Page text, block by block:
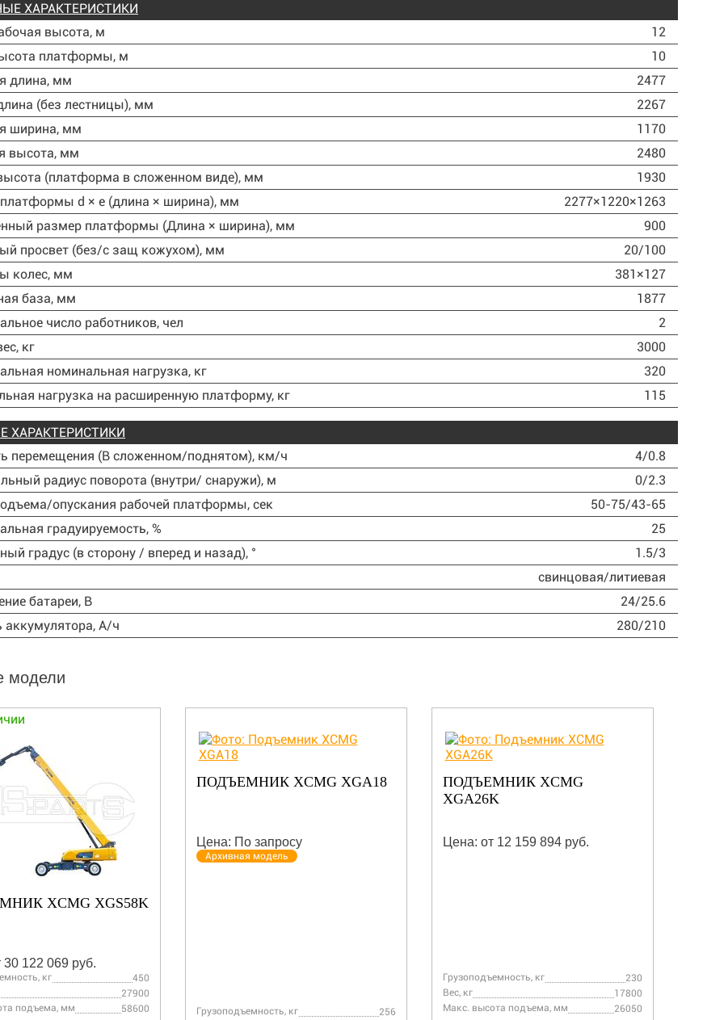
ХАРАКТЕРИСТИКИ
высота, м
12
платформы, м
10
длина, мм
2477
(без лестницы), мм
2267
ширина, мм
1170
высота, мм
2480
(платформа в сложенном виде), мм
1930
d × e (длина × ширина), мм
2277×1220×1263
размер платформы (Длина × ширина), мм
900
просвет (без/с защ кожухом), мм
20/100
колес, мм
381×127
база, мм
1877
число работников, чел
2
кг
3000
номинальная нагрузка, кг
320
нагрузка на расширенную платформу, кг
115
ХАРАКТЕРИСТИКИ
перемещения (В сложенном/поднятом), км/ч
4/0.8
радиус поворота (внутри/ снаружи), м
0/2.3
опускания рабочей платформы, сек
50-75/43-65
градуируемость, %
25
градус (в сторону / вперед и назад), °
1.5/3
свинцовая/литиевая
батареи, В
24/25.6
аккумулятора, А/ч
280/210
модели
XCMG XGS58K
30 122 069 руб.
кг
450
27900
подъема, мм
58600
ПОДЪЕМНИК XCMG XGA18
Цена: По запросу
Архивная модель
Грузоподъемность, кг
256
ПОДЪЕМНИК XCMG
XGA26K
Цена: от 12 159 894 руб.
Грузоподъемность, кг
230
Вес, кг
17800
Макс. высота подъема, мм
26050